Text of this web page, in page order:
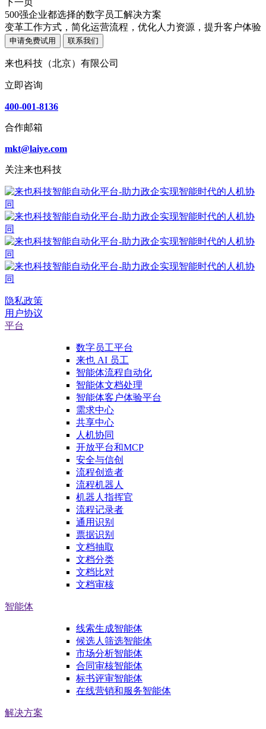
下一页
500强企业都选择的数字员工解决方案
变革工作方式，简化运营流程，优化人力资源，提升客户体验
申请免费试用 联系我们
来也科技（北京）有限公司
立即咨询
400-001-8136
合作邮箱
mkt@laiye.com
关注来也科技
隐私政策
用户协议
平台
数字员工平台
来也 AI 员工
智能体流程自动化
智能体文档处理
智能体客户体验平台
需求中心
共享中心
人机协同
开放平台和MCP
安全与信创
流程创造者
流程机器人
机器人指挥官
流程记录者
通用识别
票据识别
文档抽取
文档分类
文档比对
文档审核
智能体
线索生成智能体
候选人筛选智能体
市场分析智能体
合同审核智能体
标书评审智能体
在线营销和服务智能体
解决方案